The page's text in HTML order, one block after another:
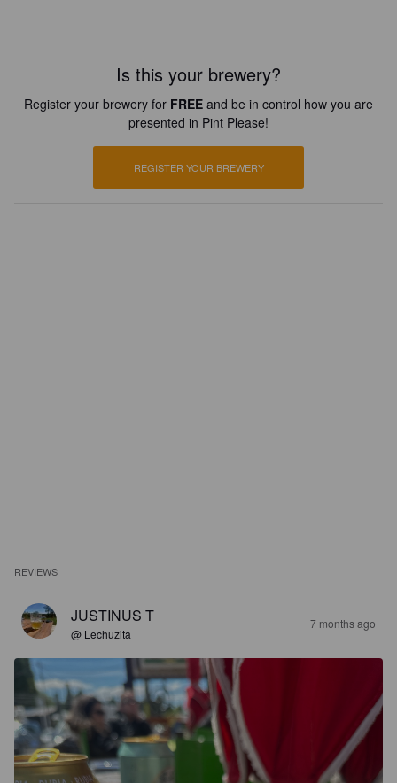
Is this your brewery?
Register your brewery for FREE and be in control how you are
presented in Pint Please!
REGISTER YOUR BREWERY
REVIEWS
JUSTINUS T
@ Lechuzita
7 months ago